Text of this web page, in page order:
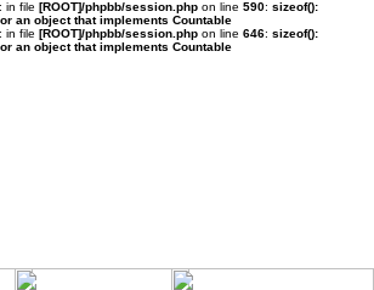
: in file [ROOT]/phpbb/session.php on line 590: sizeof():
an object that implements Countable
: in file [ROOT]/phpbb/session.php on line 646: sizeof():
an object that implements Countable